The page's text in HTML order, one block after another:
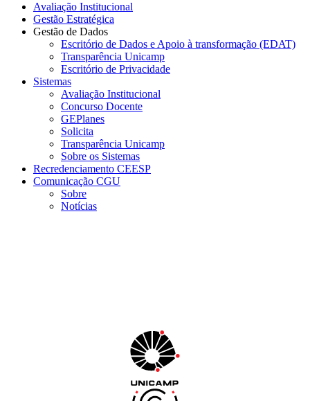
Avaliação Institucional
Gestão Estratégica
Gestão de Dados
Escritório de Dados e Apoio à transformação (EDAT)
Transparência Unicamp
Escritório de Privacidade
Sistemas
Avaliação Institucional
Concurso Docente
GEPlanes
Solicita
Transparência Unicamp
Sobre os Sistemas
Recredenciamento CEESP
Comunicação CGU
Sobre
Notícias